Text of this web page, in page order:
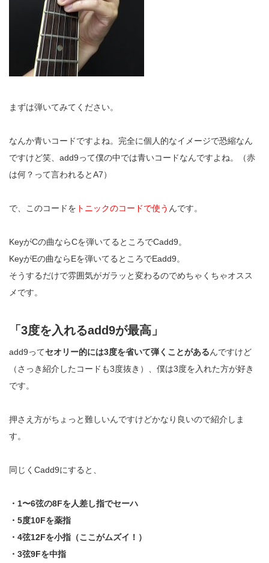
まずは弾いてみてください。
なんか青いコードですよね。完全に個人的なイメージで恐縮なん
ですけど笑、add9って僕の中では青いコードなんですよね。（赤
は何？って言われるとA7）
で、このコードを トニックのコードで使う んです。
KeyがCの曲ならCを弾いてるところでCadd9。
KeyがEの曲ならEを弾いてるところでEadd9。
そうするだけで雰囲気がガラッと変わるのでめちゃくちゃオスス
メです。
「3度を入れるadd9が最高」
add9ってセオリー的には3度を省いて弾くことがあるんですけど
（さっき紹介したコードも3度抜き）、僕は3度を入れた方が好き
です。
押さえ方がちょっと難しいんですけどかなり良いので紹介しま
す。
同じくCadd9にすると、
・1〜6弦の8Fを人差し指でセーハ
・5度10Fを薬指
・4弦12Fを小指（ここがムズイ！）
・3弦9Fを中指